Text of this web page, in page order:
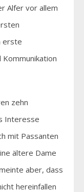
Alfer vor allem
erste
Kommunikation
zehn
Interesse
mit Passanten
ältere Dame
aber, dass
hereinfallen